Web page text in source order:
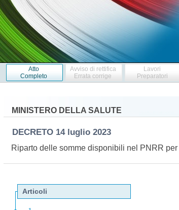
Atto
Completo
Avviso di rettifica
Errata corrige
Lavori
Preparatori
MINISTERO DELLA SALUTE
DECRETO 14 luglio 2023
Riparto delle somme disponibili nel PNRR